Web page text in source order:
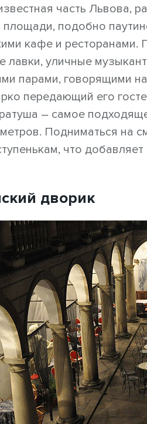
часть Львова,
подобно
кафе и ресторанами.
лавки, уличные
парами, говорящими
передающий его
– самое
Подниматься на
что
дворик